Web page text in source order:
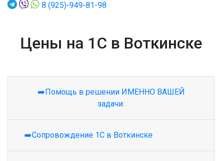
8 (925)-949-81-98
Цены на 1С в Воткинске
➡️Помощь в решении ИМЕННО ВАШЕЙ
задачи:
➡️Сопровождение 1С в Воткинске